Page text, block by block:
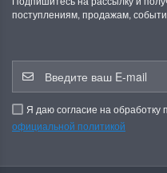
Чудетство...
Анастасия Туманова
1 июня 2024 11:29
поступлениям, продажам,
Я даю согласие на обработку
официальной политикой